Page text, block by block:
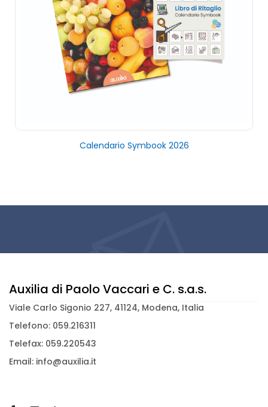
Calendario Symbook 2026
Auxilia di Paolo Vaccari e C. s.a.s.
Viale Carlo Sigonio 227, 41124, Modena, Italia
Telefono: 059.216311
Telefax: 059.220543
Email: info@auxilia.it